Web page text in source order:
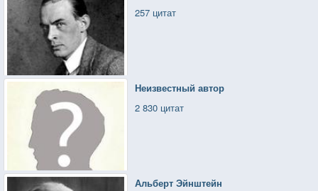
257 цитат
Неизвестный автор
2 830 цитат
Альберт Эйнштейн